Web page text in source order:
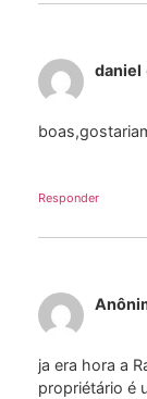
daniel
Responder
ja era hora a
propriétário é